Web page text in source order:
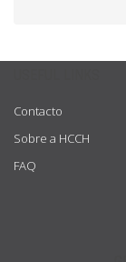
Contacto
Sobre a HCCH
FAQ